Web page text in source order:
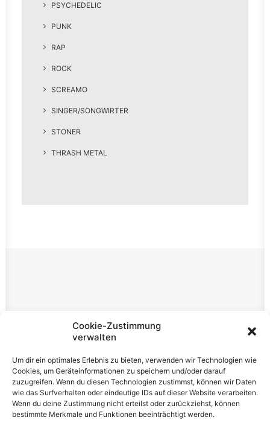
Cookie-Zustimmung
verwalten
Um dir ein optimales Erlebnis zu bieten, verwenden wir Technologien wie
Cookies, um Geräteinformationen zu speichern und/oder darauf
zuzugreifen. Wenn du diesen Technologien zustimmst, können wir Daten
wie das Surfverhalten oder eindeutige IDs auf dieser Website verarbeiten.
Wenn du deine Zustimmung nicht erteilst oder zurückziehst, können
bestimmte Merkmale und Funktionen beeinträchtigt werden.
PSYCHEDELIC
PUNK
RAP
ROCK
SCREAMO
SINGER/SONGWIRTER
STONER
THRASH METAL
Rechtliches
Datenschutzerklärung
Cookie-Richtlinie (EU)